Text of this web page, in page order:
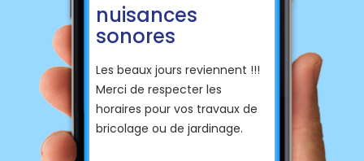
nuisances
sonores
Les beaux jours reviennent !!!
Merci de respecter les
horaires pour vos travaux de
bricolage ou de jardinage.